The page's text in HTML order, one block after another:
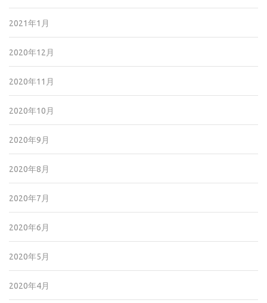
2021年1月
2020年12月
2020年11月
2020年10月
2020年9月
2020年8月
2020年7月
2020年6月
2020年5月
2020年4月